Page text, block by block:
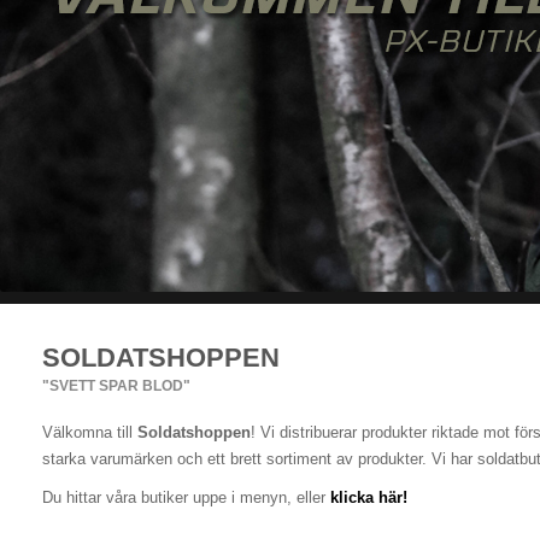
SOLDATSHOPPEN
"SVETT SPAR BLOD"
Välkomna till Soldatshoppen! Vi distribuerar produkter riktade mot
starka varumärken och ett brett sortiment av produkter. Vi har
Du hittar våra butiker uppe i menyn, eller klicka här!